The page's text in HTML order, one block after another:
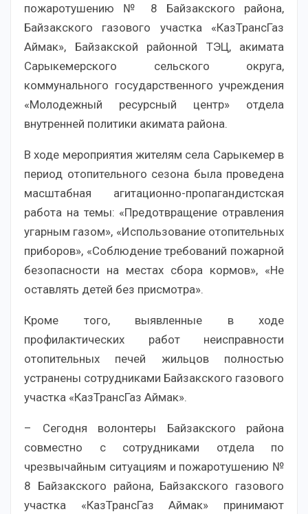
пожаротушению № 8 Байзакского района,
Байзакского газового участка «КазТрансГаз
Аймак», Байзакской районной ТЭЦ, акимата
Сарыкемерского сельского округа,
коммунального государственного учреждения
«Молодежный ресурсный центр» отдела
внутренней политики акимата района.
В ходе мероприятия жителям села Сарыкемер в
период отопительного сезона была проведена
масштабная агитационно-пропагандистская
работа на темы: «Предотвращение отравления
угарным газом», «Использование отопительных
приборов», «Соблюдение требований пожарной
безопасности на местах сбора кормов», «Не
оставлять детей без присмотра».
Кроме того, выявленные в ходе
профилактических работ неисправности
отопительных печей жильцов полностью
устранены сотрудниками Байзакского газового
участка «КазТрансГаз Аймак».
– Сегодня волонтеры Байзакского района
совместно с сотрудниками отдела по
чрезвычайным ситуациям и пожаротушению №
8 Байзакского района, Байзакского газового
участка «КазТрансГаз Аймак» принимают